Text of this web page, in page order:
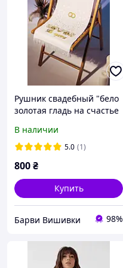
Рушник свадебный "бело
золотая гладь на счастье
вишитий рушник
В наличии
5.0 (1)
800₴
Купить
Барви Вишивки 98%